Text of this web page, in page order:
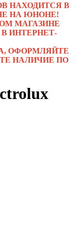
НАХОДИТСЯ В
НА ЮНОНЕ!
МАГАЗИНЕ
ИНТЕРНЕТ-
ОФОРМЛЯЙТЕ
НАЛИЧИЕ ПО